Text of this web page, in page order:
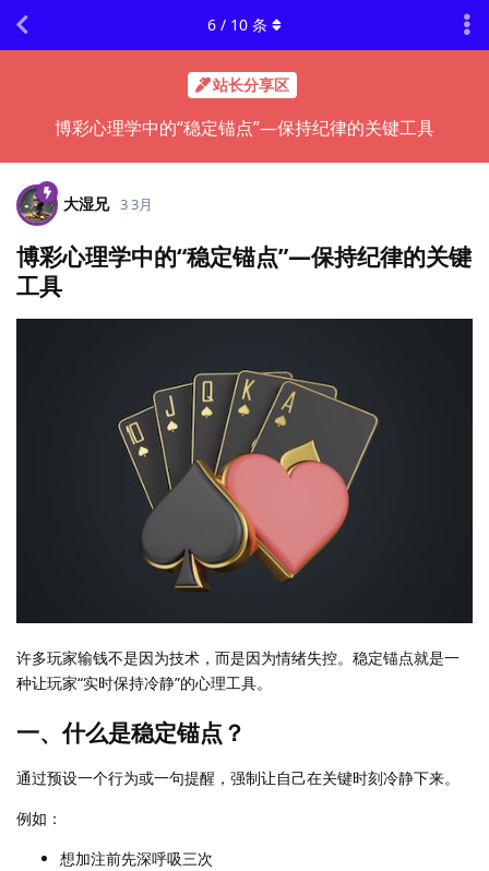
站长分享区
博彩心理学中的“稳定锚点”—保持纪律的关键工具
6 / 10 条
大湿兄 3 3月
博彩心理学中的“稳定锚点”—保持纪律的关键
工具
许多玩家输钱不是因为技术，而是因为情绪失控。稳定锚点就是一
种让玩家“实时保持冷静”的心理工具。
一、什么是稳定锚点？
通过预设一个行为或一句提醒，强制让自己在关键时刻冷静下来。
例如：
想加注前先深呼吸三次